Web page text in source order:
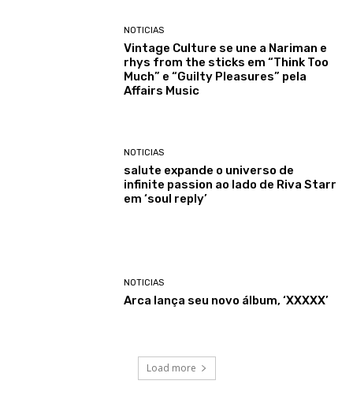
NOTICIAS
Vintage Culture se une a Nariman e
rhys from the sticks em “Think Too
Much” e “Guilty Pleasures” pela
Affairs Music
NOTICIAS
salute expande o universo de
infinite passion ao lado de Riva Starr
em ‘soul reply’
NOTICIAS
Arca lança seu novo álbum, ‘XXXXX’
Load more